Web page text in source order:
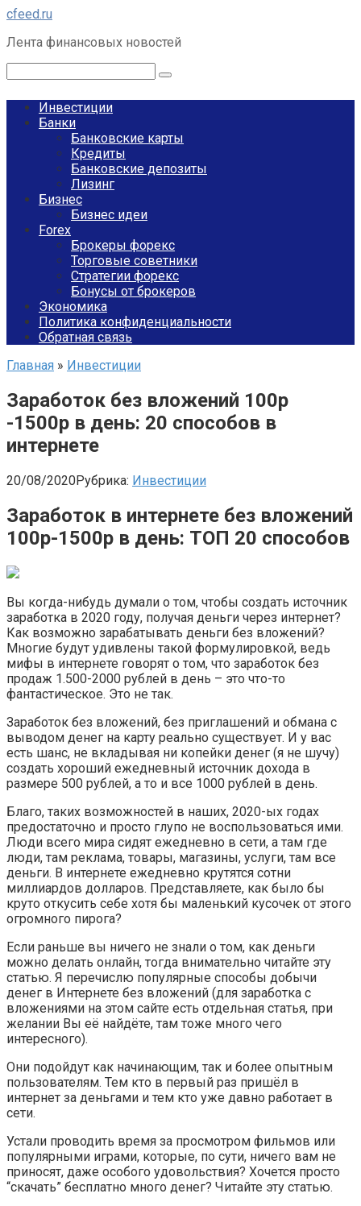
Перейти
контенту
cfeed.ru
Лента финансовых новостей
Инвестиции
Банки
Банковские карты
Кредиты
Банковские депозиты
Лизинг
Бизнес
Бизнес идеи
Forex
Брокеры форекс
Торговые советники
Стратегии форекс
Бонусы от брокеров
Экономика
Политика конфиденциальности
Обратная связь
Главная » Инвестиции
Заработок без вложений 100р
-1500р в день: 20 способов в
интернете
20/08/2020Рубрика: Инвестиции
Заработок в интернете без вложений
100р-1500р в день: ТОП 20 способов
Вы когда-нибудь думали о том, чтобы создать источник
заработка в 2020 году, получая деньги через интернет?
Как возможно зарабатывать деньги без вложений?
Многие будут удивлены такой формулировкой, ведь
мифы в интернете говорят о том, что заработок без
продаж 1.500-2000 рублей в день – это что-то
фантастическое. Это не так.
Заработок без вложений, без приглашений и обмана с
выводом денег на карту реально существует. И у вас
есть шанс, не вкладывая ни копейки денег (я не шучу)
создать хороший ежедневный источник дохода в
размере 500 рублей, а то и все 1000 рублей в день.
Благо, таких возможностей в наших, 2020-ых годах
предостаточно и просто глупо не воспользоваться ими.
Люди всего мира сидят ежедневно в сети, а там где
люди, там реклама, товары, магазины, услуги, там все
деньги. В интернете ежедневно крутятся сотни
миллиардов долларов. Представляете, как было бы
круто откусить себе хотя бы маленький кусочек от этого
огромного пирога?
Если раньше вы ничего не знали о том, как деньги
можно делать онлайн, тогда внимательно читайте эту
статью. Я перечислю популярные способы добычи
денег в Интернете без вложений (для заработка с
вложениями на этом сайте есть отдельная статья, при
желании Вы её найдёте, там тоже много чего
интересного).
Они подойдут как начинающим, так и более опытным
пользователям. Тем кто в первый раз пришёл в
интернет за деньгами и тем кто уже давно работает в
сети.
Устали проводить время за просмотром фильмов или
популярными играми, которые, по сути, ничего вам не
приносят, даже особого удовольствия? Хочется просто
“скачать” бесплатно много денег? Читайте эту статью.